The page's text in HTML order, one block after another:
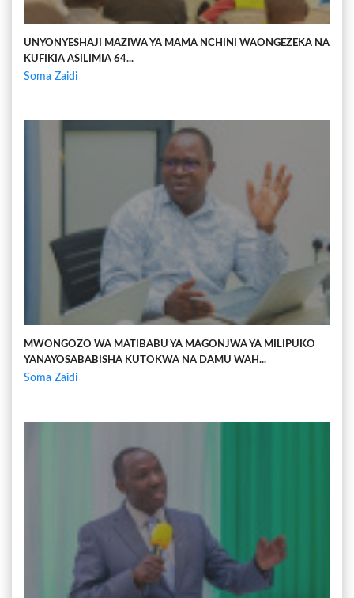
UNYONYESHAJI MAZIWA YA MAMA NCHINI WAONGEZEKA NA
KUFIKIA ASILIMIA 64...
Soma Zaidi
MWONGOZO WA MATIBABU YA MAGONJWA YA MILIPUKO
YANAYOSABABISHA KUTOKWA NA DAMU WAH...
Soma Zaidi